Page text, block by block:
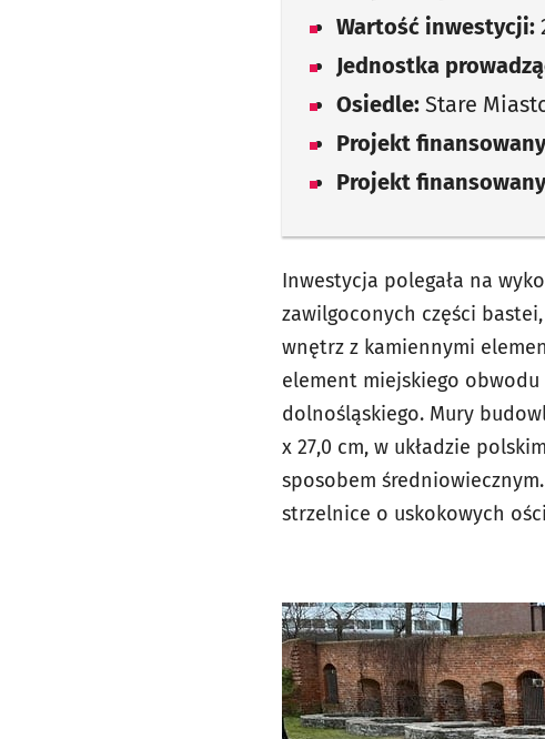
Wartość inwestycji:
Jednostka
Osiedle: Stare
Projekt
Projekt
Inwestycja polegała na
zawilgoconych części
wnętrz z kamiennymi
element miejskiego
dolnośląskiego. Mury
x 27,0 cm, w układzie
sposobem
strzelnice o uskokowych